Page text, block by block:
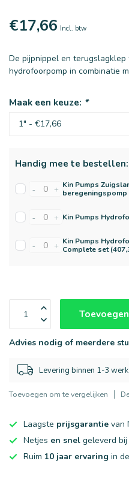
€17,66 Incl. btw
De pijpnippel en
hydrofoorpomp in combinatie
Maak een keuze: *
Handig mee te bestellen:
- + Kin Pumps
beregeningspomp
- + Kin Pumps
- + Kin Pumps
Complete set
Advies nodig of meerdere
Levering binnen 1-3
Toevoegen om te vergelijken
Laagste prijsgarantie van
Netjes en snel geleverd
Ruim 10 jaar ervaring in